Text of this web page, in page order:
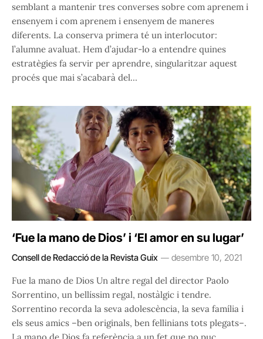
semblant a mantenir tres converses sobre com aprenem i
ensenyem i com aprenem i ensenyem de maneres
diferents. La conserva primera té un interlocutor:
l’alumne avaluat. Hem d’ajudar-lo a entendre quines
estratègies fa servir per aprendre, singularitzar aquest
procés que mai s’acabarà del…
‘Fue la mano de Dios’ i ‘El amor en su lugar’
Consell de Redacció de la Revista Guix desembre 10, 2021
Fue la mano de Dios Un altre regal del director Paolo
Sorrentino, un bellíssim regal, nostàlgic i tendre.
Sorrentino recorda la seva adolescència, la seva família i
els seus amics –ben originals, ben fellinians tots plegats–.